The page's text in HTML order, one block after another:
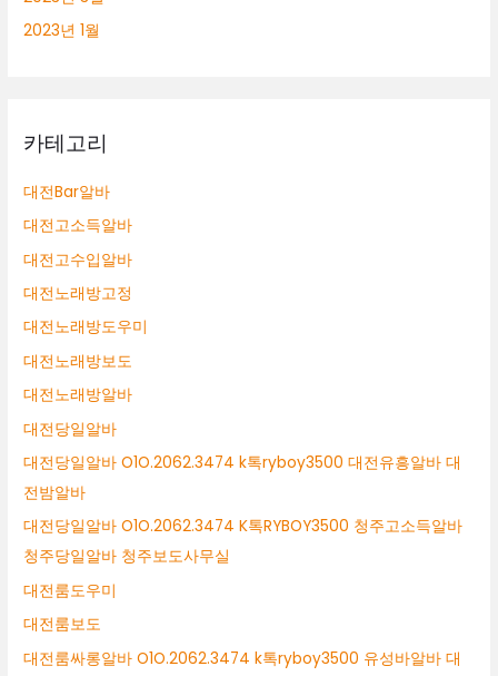
2023년 1월
카테고리
대전Bar알바
대전고소득알바
대전고수입알바
대전노래방고정
대전노래방도우미
대전노래방보도
대전노래방알바
대전당일알바
대전당일알바 O1O.2062.3474 k톡ryboy3500 대전유흥알바 대
전밤알바
대전당일알바 O1O.2062.3474 K톡RYBOY3500 청주고소득알바
청주당일알바 청주보도사무실
대전룸도우미
대전룸보도
대전룸싸롱알바 O1O.2062.3474 k톡ryboy3500 유성바알바 대